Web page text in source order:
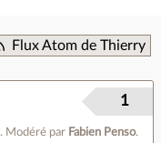
Flux Atom de Thierry
. Modéré par Fabien Penso.
1